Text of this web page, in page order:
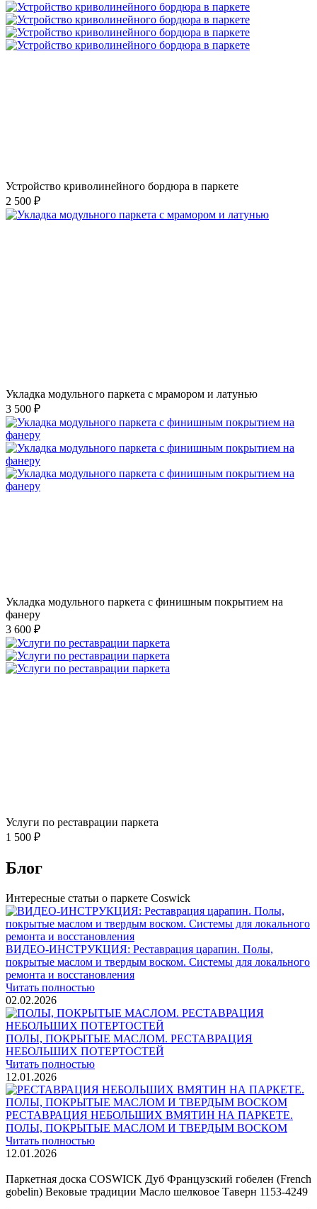
Устройство криволинейного бордюра в паркете
2 500 ₽
Укладка модульного паркета с мрамором и латунью
3 500 ₽
Укладка модульного паркета с финишным покрытием на
фанеру
3 600 ₽
Услуги по реставрации паркета
1 500 ₽
Блог
Интересные статьи о паркете Coswick
ВИДЕО-ИНСТРУКЦИЯ: Реставрация царапин. Полы,
покрытые маслом и твердым воском. Системы для локального
ремонта и восстановления
Читать полностью
02.02.2026
ПОЛЫ, ПОКРЫТЫЕ МАСЛОМ. РЕСТАВРАЦИЯ
НЕБОЛЬШИХ ПОТЕРТОСТЕЙ
Читать полностью
12.01.2026
РЕСТАВРАЦИЯ НЕБОЛЬШИХ ВМЯТИН НА ПАРКЕТЕ.
ПОЛЫ, ПОКРЫТЫЕ МАСЛОМ И ТВЕРДЫМ ВОСКОМ
Читать полностью
12.01.2026
Паркетная доска COSWICK Дуб Французский гобелен (French
gobelin) Вековые традиции Масло шелковое Таверн 1153-4249